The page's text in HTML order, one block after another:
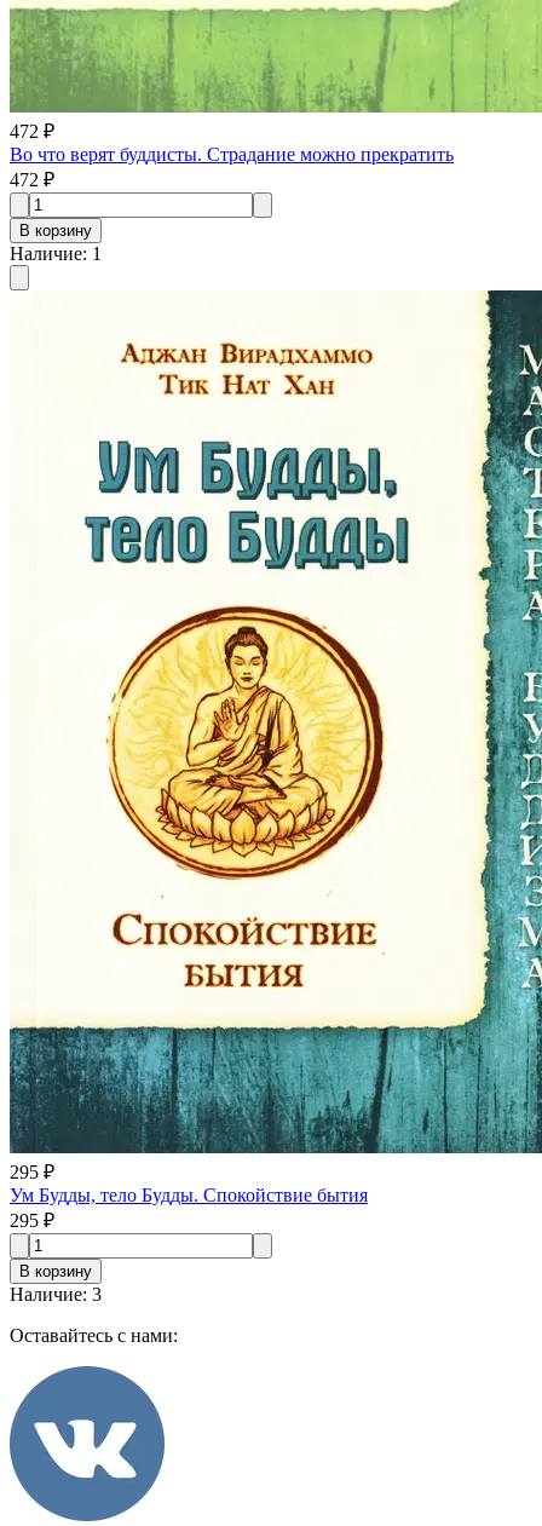
472 ₽
Во что верят буддисты. Страдание можно прекратить
472 ₽
В корзину
Наличие: 1
295 ₽
Ум Будды, тело Будды. Спокойствие бытия
295 ₽
В корзину
Наличие: 3
Оставайтесь с нами: